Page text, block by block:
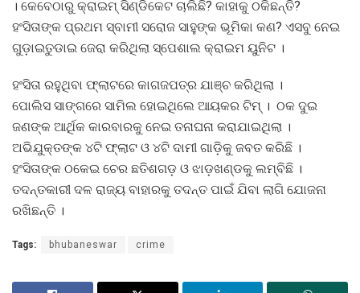
। କେବେଠାରୁ କ୍ରାଇମ୍ ସିଣ୍ଡିକେଟ ଚାଲିଛି? କାହାକୁ ଠକିଛନ୍ତି?
ହଂସିତାଙ୍କ ପ୍ରଥମ ସ୍ବାମୀ ସରୋଜ ସାହୁଙ୍କ ଭୂମିକା କଣ? ଏସବୁ ନେଇ
ଗୁଡ଼ାଇତୁଡାଇ ଜେରା କରିଥିଲା ସ୍ପେଶାଲ କ୍ରାଇମ ୟୁନିଟ ।
ହଂସିତା ରହୁଥିବା ଫ୍ଲାଟରେ କାଗଜପତ୍ର ଯାଞ୍ଚ କରିଥିଲା ।
ପୋଲିସ ସାଙ୍ଗରେ ସାମିଲ ହୋଇଥିଲେ ଆୟକର ଟିମ୍ । ଠକ ଦୁଇ
ଜଣଙ୍କ ଆର୍ଥିକ କାରବାରକୁ ନେଇ ତନାଘନା କରାଯାଇଥିଲା ।
ଅଭିଯୁକ୍ତଙ୍କ ୪ଟି ଫ୍ଲାଟ ଓ ୪ଟି ଦାମୀ ଗାଡ଼ିକୁ ଜବତ କରିଛି ।
ହଂସିତାଙ୍କ ଠକେଇ ଚେର ଛତିଶଗଡ଼ ଓ ଝାଡ଼ଖଣ୍ଡକୁ ଲମ୍ବିଛି ।
ତଦନ୍ତକାରୀ ଦଳ ରାଜ୍ୟ ବାହାରକୁ ତଦନ୍ତ ପାଇଁ ଯିବା ଲାଗି ଯୋଜନା
ରଖିଛନ୍ତି ।
Tags: bhubaneswar crime